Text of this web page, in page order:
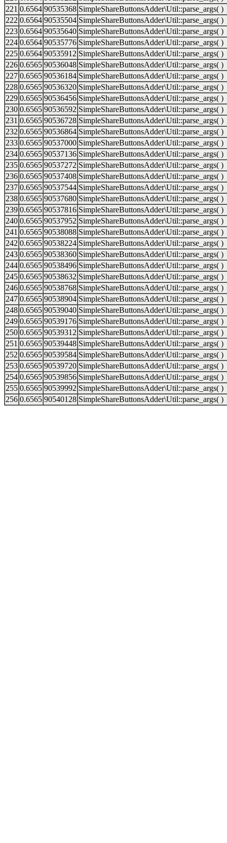
221 0.6564 90535368 SimpleShareButtonsAdder\Util::parse_args( )
222 0.6564 90535504 SimpleShareButtonsAdder\Util::parse_args( )
223 0.6564 90535640 SimpleShareButtonsAdder\Util::parse_args( )
224 0.6564 90535776 SimpleShareButtonsAdder\Util::parse_args( )
225 0.6564 90535912 SimpleShareButtonsAdder\Util::parse_args( )
226 0.6565 90536048 SimpleShareButtonsAdder\Util::parse_args( )
227 0.6565 90536184 SimpleShareButtonsAdder\Util::parse_args( )
228 0.6565 90536320 SimpleShareButtonsAdder\Util::parse_args( )
229 0.6565 90536456 SimpleShareButtonsAdder\Util::parse_args( )
230 0.6565 90536592 SimpleShareButtonsAdder\Util::parse_args( )
231 0.6565 90536728 SimpleShareButtonsAdder\Util::parse_args( )
232 0.6565 90536864 SimpleShareButtonsAdder\Util::parse_args( )
233 0.6565 90537000 SimpleShareButtonsAdder\Util::parse_args( )
234 0.6565 90537136 SimpleShareButtonsAdder\Util::parse_args( )
235 0.6565 90537272 SimpleShareButtonsAdder\Util::parse_args( )
236 0.6565 90537408 SimpleShareButtonsAdder\Util::parse_args( )
237 0.6565 90537544 SimpleShareButtonsAdder\Util::parse_args( )
238 0.6565 90537680 SimpleShareButtonsAdder\Util::parse_args( )
239 0.6565 90537816 SimpleShareButtonsAdder\Util::parse_args( )
240 0.6565 90537952 SimpleShareButtonsAdder\Util::parse_args( )
241 0.6565 90538088 SimpleShareButtonsAdder\Util::parse_args( )
242 0.6565 90538224 SimpleShareButtonsAdder\Util::parse_args( )
243 0.6565 90538360 SimpleShareButtonsAdder\Util::parse_args( )
244 0.6565 90538496 SimpleShareButtonsAdder\Util::parse_args( )
245 0.6565 90538632 SimpleShareButtonsAdder\Util::parse_args( )
246 0.6565 90538768 SimpleShareButtonsAdder\Util::parse_args( )
247 0.6565 90538904 SimpleShareButtonsAdder\Util::parse_args( )
248 0.6565 90539040 SimpleShareButtonsAdder\Util::parse_args( )
249 0.6565 90539176 SimpleShareButtonsAdder\Util::parse_args( )
250 0.6565 90539312 SimpleShareButtonsAdder\Util::parse_args( )
251 0.6565 90539448 SimpleShareButtonsAdder\Util::parse_args( )
252 0.6565 90539584 SimpleShareButtonsAdder\Util::parse_args( )
253 0.6565 90539720 SimpleShareButtonsAdder\Util::parse_args( )
254 0.6565 90539856 SimpleShareButtonsAdder\Util::parse_args( )
255 0.6565 90539992 SimpleShareButtonsAdder\Util::parse_args( )
256 0.6565 90540128 SimpleShareButtonsAdder\Util::parse_args( )